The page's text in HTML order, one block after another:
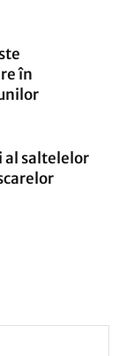
în
al saltelelor